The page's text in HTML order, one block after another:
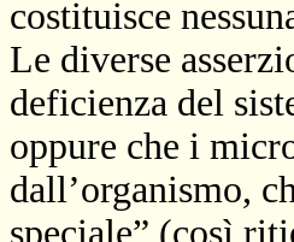
costituisce
Le diverse
deficienza del
oppure che i
dall’organismo,
speciale” (così